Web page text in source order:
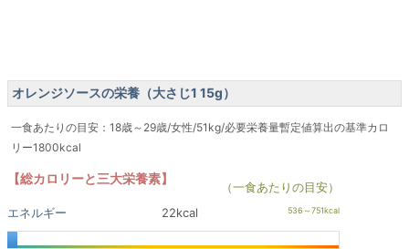
オレンジソースの栄養（大さじ1 15g）
一食あたりの目安：18歳～29歳/女性/51kg/必要栄養量暫定値算出の基準カロ
リー1800kcal
【総カロリーと三大栄養素】
（一食あたりの目安）
エネルギー
22kcal